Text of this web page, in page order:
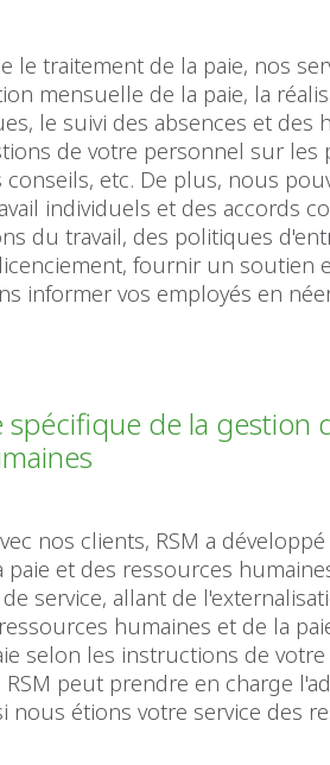
le traitement de la paie, nos
mensuelle de la paie, la
le suivi des absences et des
de votre personnel sur les
conseils, etc. De plus, nous
individuels et des accords
du travail, des politiques
fournir un soutien
informer vos employés en
de la gestion
nos clients, RSM a développé
paie et des ressources
service, allant de
humaines et de la
selon les instructions de
peut prendre en charge
nous étions votre service des